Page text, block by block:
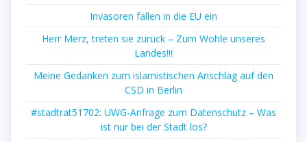
Invasoren fallen in die EU ein
Herr Merz, treten sie zurück – Zum Wohle unseres
Landes!!!
Meine Gedanken zum islamistischen Anschlag auf den
CSD in Berlin
#stadtrat51702: UWG-Anfrage zum Datenschutz – Was
ist nur bei der Stadt los?